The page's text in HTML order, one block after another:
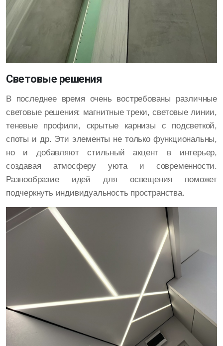
Световые решения
В последнее время очень востребованы различные
световые решения: магнитные треки, световые линии,
теневые профили, скрытые карнизы с подсветкой,
споты и др. Эти элементы не только функциональны,
но и добавляют стильный акцент в интерьер,
создавая атмосферу уюта и современности.
Разнообразие идей для освещения поможет
подчеркнуть индивидуальность пространства.